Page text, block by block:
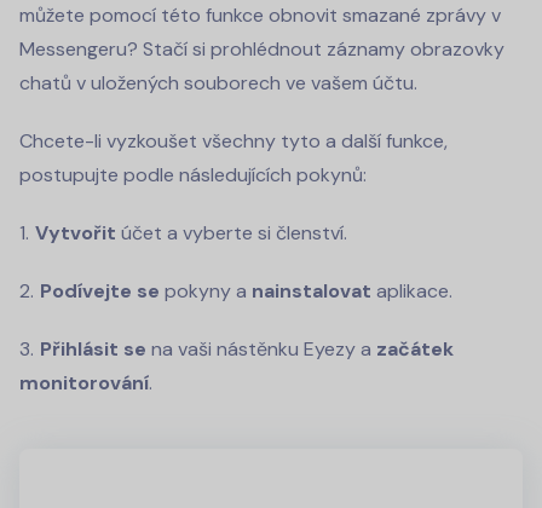
můžete pomocí této funkce obnovit smazané zprávy v
Messengeru? Stačí si prohlédnout záznamy obrazovky
chatů v uložených souborech ve vašem účtu.
Chcete-li vyzkoušet všechny tyto a další funkce,
postupujte podle následujících pokynů:
Vytvořit účet a vyberte si členství.
Podívejte se pokyny a nainstalovat aplikace.
Přihlásit se na vaši nástěnku Eyezy a začátek
monitorování.